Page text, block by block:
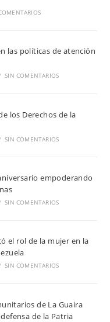
las políticas de atención
SIN COMENTARIOS
los Derechos de la
SIN COMENTARIOS
empoderando
SIN COMENTARIOS
el rol de la mujer en la
SIN COMENTARIOS
de La Guaira
de la Patria